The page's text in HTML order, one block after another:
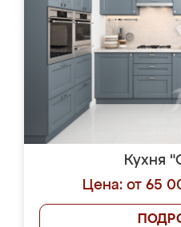
Кухня
Цена: от 65